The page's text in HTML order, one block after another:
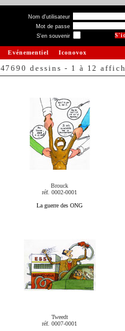
Nom d'utilisateur
Mot de passe
S'en souvenir
Evénementiel Iconovox
47690 dessins - 1 à 12
Brouck
réf. 0002-0001
La guerre des ONG
Tweedt
réf. 0007-0001